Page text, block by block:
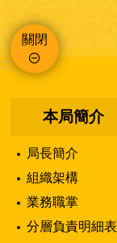
關閉
:::
本局簡介
局長簡介
組織架構
業務職掌
分層負責明細表